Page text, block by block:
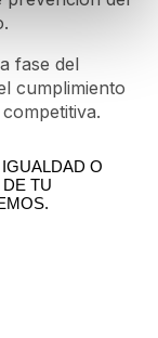
fase del
cumplimiento
O
TU